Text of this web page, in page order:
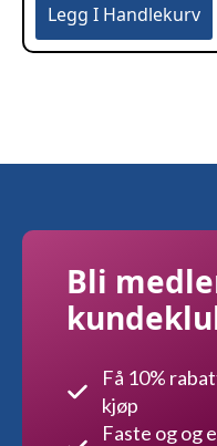
Legg I Handlekurv
Bli
Få 10%
kjøp
Faste og og